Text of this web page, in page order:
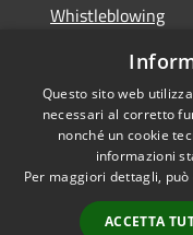
Whistleblowing
RSS
Accessibilità
Privacy
Questo sito web
necessari al corretto
nonché un cookie
informazioni
Per maggiori dettagli,
ACCETTA